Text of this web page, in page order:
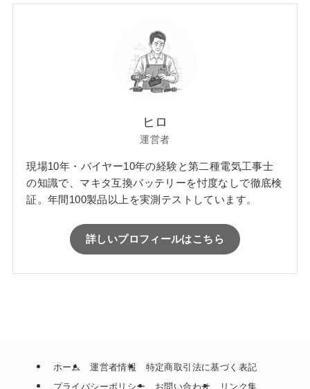
ヒロ
運営者
現場10年・バイヤー10年の経験と第二種電気工事士
の知識で、マキタ互換バッテリーを忖度なしで徹底検
証。年間100製品以上を実測テストしています。
詳しいプロフィールはこちら
ホーム 運営者情報
特定商取引法に基づく表記
プライバシーポリシー
お問い合わせ リンク集